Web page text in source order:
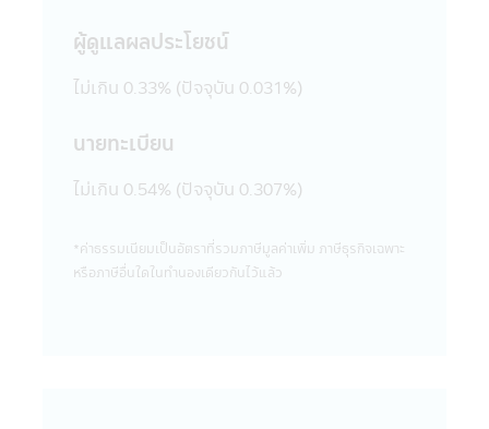
อาญาอีกด้วย
20. เว็บไซต์ต่างๆ ทั้งในประเทศและต่าง
ประเทศที่ลิงก์อยู่ในแอปพลิเคชันผ่านโทรศัพท์
ความสะดวกในการเข้าไปชมเว็บไซต์เท่านั้น ดัง
นั้นการที่เว็บไซต์ดังกล่าวเสนอข้อมูล ความรู้
แนวคิด หรือเสนอการให้บริการ หรือการเสนอ
ขายสินค้าต่างๆ ที่มีอยู่ในเว็บไซต์ดังกล่าวต่อผู้ที่
ประเทศบางแห่งในปัจจุบันอาจจะยังไม่สามารถ
ให้บริการ หรือเสนอขายสินค้าต่างๆ ใน
ผู้ดูแลผลประโยชน์
ไม่เกิน 0.33% (ปัจจุบัน 0.031%)
นายทะเบียน
ไม่เกิน 0.54% (ปัจจุบัน 0.307%)
*ค่าธรรมเนียมเป็นอัตราที่รวมภาษีมูลค่าเพิ่ม ภาษีธุรกิจเฉพาะ
หรือภาษีอื่นใดในทํานองเดียวกันไว้แล้ว